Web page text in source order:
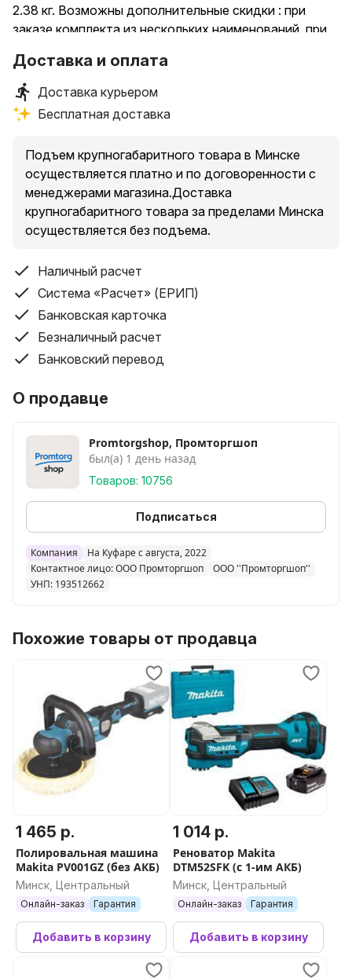
2.38 кг. Возможны дополнительные скидки : при
заказе комплекта из нескольких наименований, при
Доставка и оплата
Доставка курьером
Бесплатная доставка
Подъем крупногабаритного товара в Минске
осуществляется платно и по договоренности с
менеджерами магазина.Доставка
крупногабаритного товара за пределами Минска
осуществляется без подъема.
Наличный расчет
Система «Расчет» (ЕРИП)
Банковская карточка
Безналичный расчет
Банковский перевод
О продавце
Promtorgshop, Промторгшоп
был(а) 1 день назад
Товаров: 10756
Подписаться
Компания
На Куфаре с августа, 2022
Контактное лицо: ООО Промторгшоп
ООО ''Промторгшоп''
УНП: 193512662
Похожие товары от продавца
1 465 р.
Полировальная машина
Makita PV001GZ (без АКБ)
Минск, Центральный
Онлайн-заказ Гарантия
Добавить в корзину
1 014 р.
Реноватор Makita
DTM52SFK (с 1-им АКБ)
Минск, Центральный
Онлайн-заказ Гарантия
Добавить в корзину